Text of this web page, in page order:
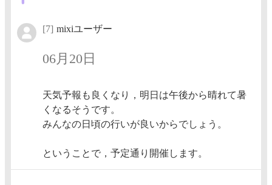
[7] mixiユーザー
06月20日
天気予報も良くなり，明日は午後から晴れて暑
くなるそうです。
みんなの日頃の行いが良いからでしょう。
ということで，予定通り開催します。